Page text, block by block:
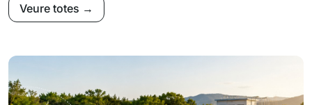
Veure totes →